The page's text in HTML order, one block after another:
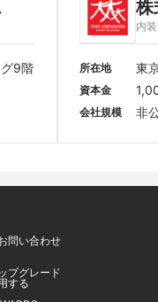
9階
株
内
所在地 東
資本金
会社規模 非
問い合わせ
プグレード
する